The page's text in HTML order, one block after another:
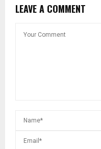
LEAVE A COMMENT